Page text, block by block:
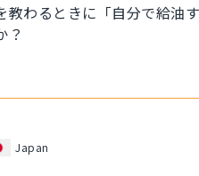
わるときに「自分で給油
？
Japan